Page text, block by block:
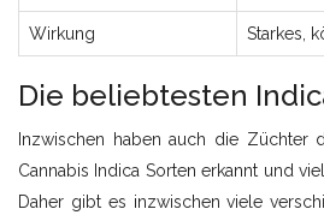
Wirkung Starkes,
Die beliebtesten
Inzwischen haben auch die Züchter
Cannabis Indica Sorten erkannt und
Daher gibt es inzwischen viele